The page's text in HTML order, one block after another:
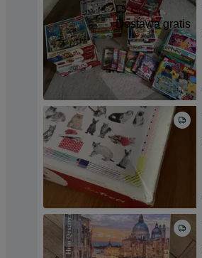
Dostawa gratis